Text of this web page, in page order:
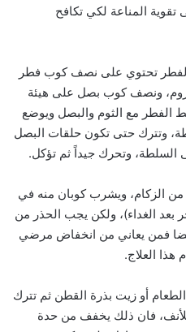
المناعة لكي تكافح
تحتوي على نصف كوب فطر
ونصف كوب بصل على هيئة
الفطر مع الثوم والبصل ويوضع
وتترك حتى تكون حلقات البصل
السلطة، وتحرك جيداً ثم تؤكل.
من الزكام، ويشرب كوبان منه في
بعد الغداء)، ولكن يجب الحذر من
فمن يعاني من انخفاض مرضي
العلاج.
أو زيت بذرة القطن ثم تترك
فان ذلك يخفف من حدة